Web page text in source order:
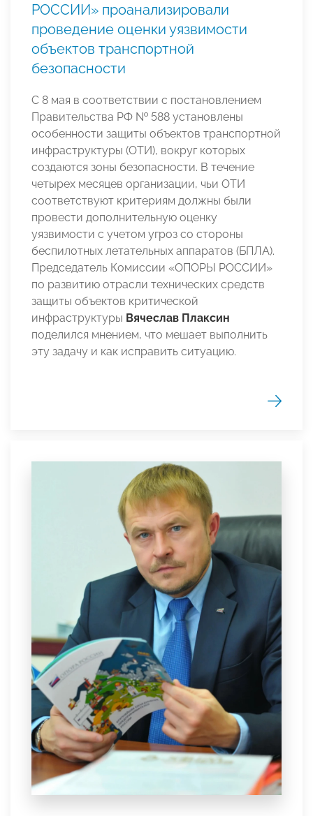
РОССИИ» проанализировали
проведение оценки уязвимости
объектов транспортной
безопасности
С 8 мая в соответствии с постановлением
Правительства РФ № 588 установлены
особенности защиты объектов транспортной
инфраструктуры (ОТИ), вокруг которых
создаются зоны безопасности. В течение
четырех месяцев организации, чьи ОТИ
соответствуют критериям должны были
провести дополнительную оценку
уязвимости с учетом угроз со стороны
беспилотных летательных аппаратов (БПЛА).
Председатель Комиссии «ОПОРЫ РОССИИ»
по развитию отрасли технических средств
защиты объектов критической
инфраструктуры Вячеслав Плаксин
поделился мнением, что мешает выполнить
эту задачу и как исправить ситуацию.